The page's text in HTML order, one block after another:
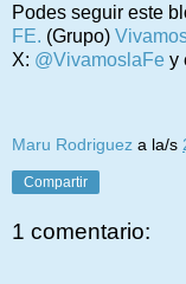
Podes seguir este
FE. (Grupo)
X: @VivamoslaFe y
Maru Rodriguez a la/s
Compartir
1 comentario: